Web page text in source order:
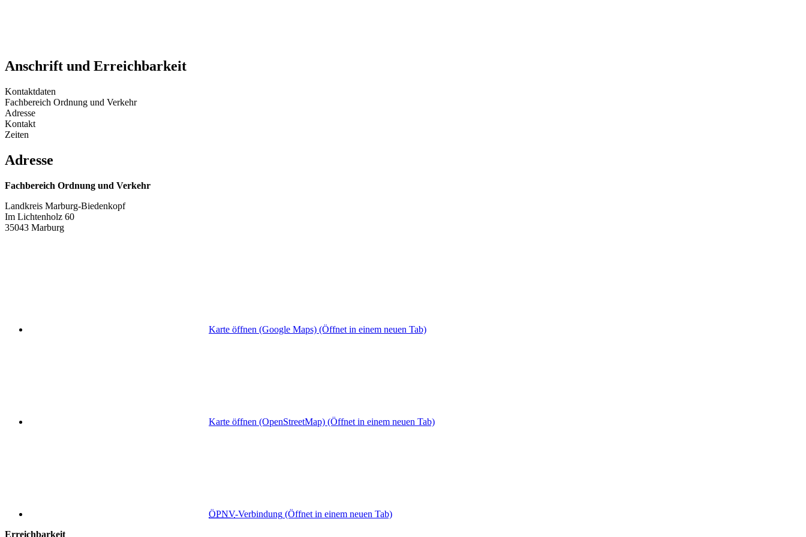
Anschrift und Erreichbarkeit
Kontaktdaten
Fachbereich Ordnung und Verkehr
Adresse
Kontakt
Zeiten
Adresse
Fachbereich Ordnung und Verkehr
Landkreis Marburg-Biedenkopf
Im Lichtenholz 60
35043 Marburg
Karte öffnen (Google Maps) (Öffnet in einem neuen Tab)
Karte öffnen (OpenStreetMap) (Öffnet in einem neuen Tab)
ÖPNV-Verbindung (Öffnet in einem neuen Tab)
Erreichbarkeit